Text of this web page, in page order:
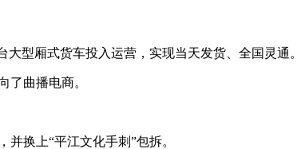
型厢式货车投入运营，实现当天发货、全国灵通。
曲播电商。
换上“平江文化手刺”包拆。